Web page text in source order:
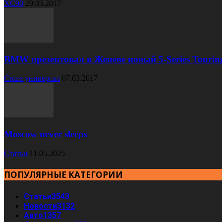
XC90 29.03.2017
BMW презентовал в Женеве новый 5-Series
Cruze универсал 07.03.2017
Moscow never sleeps
Статьи 11.05.2025
ПОПУЛЯРНЫЕ КАТЕГОРИИ
Статьи3543
Новости3132
Авто1357